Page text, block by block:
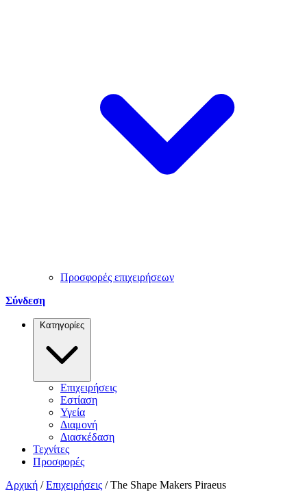
Προσφορές επιχειρήσεων
Σύνδεση
Κατηγορίες
Επιχειρήσεις
Εστίαση
Υγεία
Διαμονή
Διασκέδαση
Τεχνίτες
Προσφορές
Αρχική / Επιχειρήσεις / The Shape Makers Piraeus